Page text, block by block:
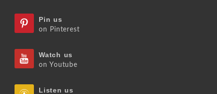
Pin us
on Pinterest
Watch us
on Youtube
Listen us